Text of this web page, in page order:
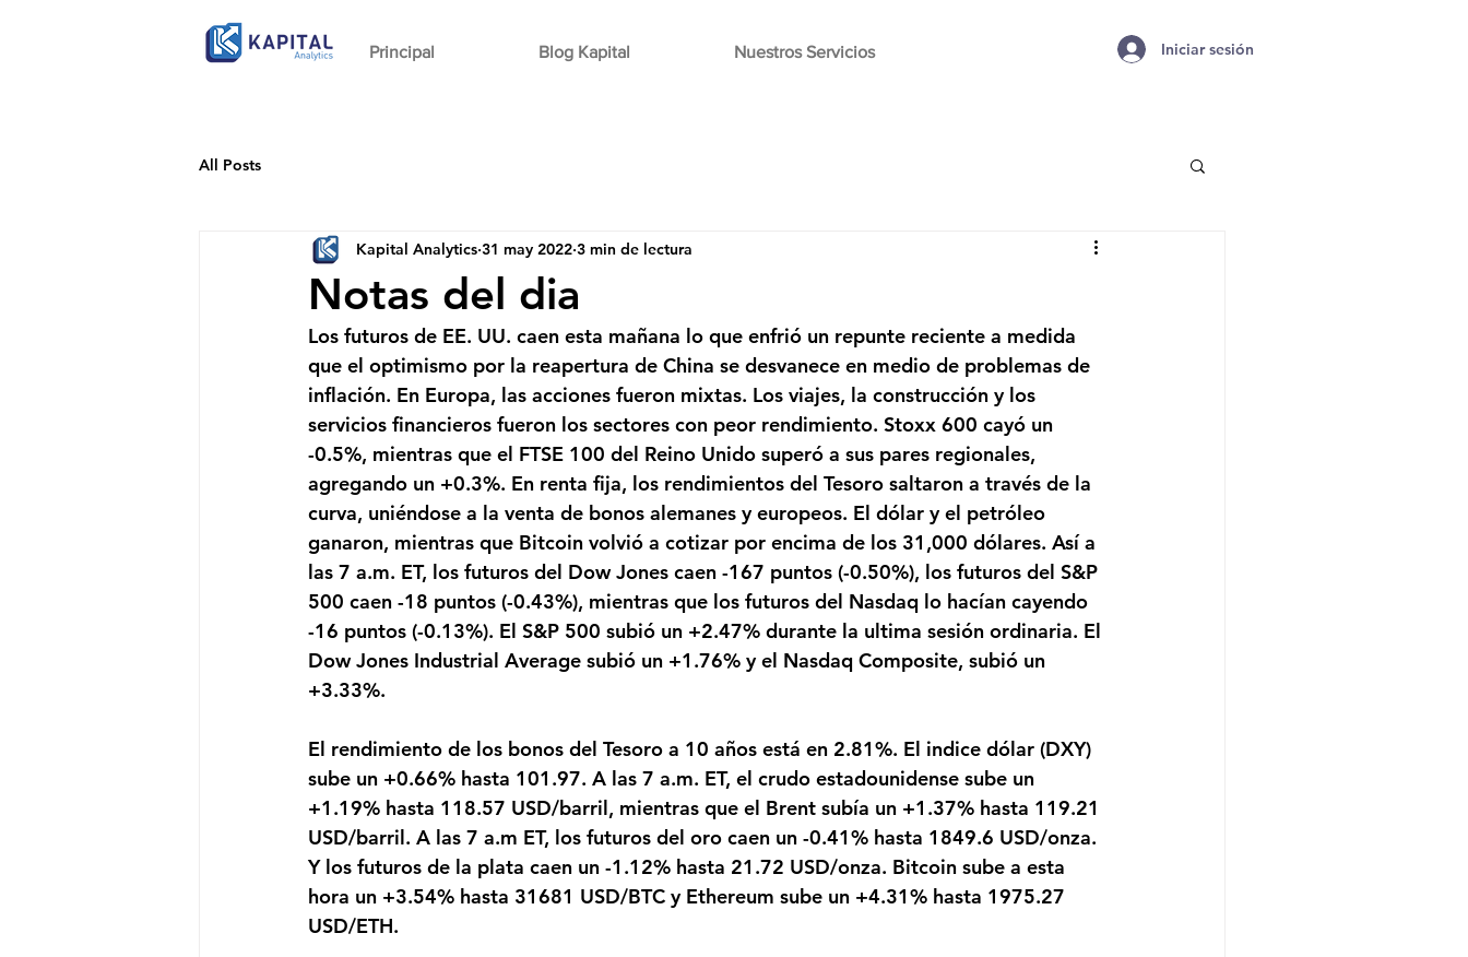
Principal Blog Kapital Nuestros Servicios Iniciar sesión
All Posts
Notas del dia
Kapital Analytics 31 may 2022 3 min de lectura
Los futuros de EE. UU. caen esta mañana lo que enfrió un repunte reciente a medida
que el optimismo por la reapertura de China se desvanece en medio de problemas de
inflación. En Europa, las acciones fueron mixtas. Los viajes, la construcción y los
servicios financieros fueron los sectores con peor rendimiento. Stoxx 600 cayó un
-0.5%, mientras que el FTSE 100 del Reino Unido superó a sus pares regionales,
agregando un +0.3%. En renta fija, los rendimientos del Tesoro saltaron a través de la
curva, uniéndose a la venta de bonos alemanes y europeos. El dólar y el petróleo
ganaron, mientras que Bitcoin volvió a cotizar por encima de los 31,000 dólares. Así a
las 7 a.m. ET, los futuros del Dow Jones caen -167 puntos (-0.50%), los futuros del S&P
500 caen -18 puntos (-0.43%), mientras que los futuros del Nasdaq lo hacían cayendo
-16 puntos (-0.13%). El S&P 500 subió un +2.47% durante la ultima sesión ordinaria. El
Dow Jones Industrial Average subió un +1.76% y el Nasdaq Composite, subió un
+3.33%.
El rendimiento de los bonos del Tesoro a 10 años está en 2.81%. El indice dólar (DXY)
sube un +0.66% hasta 101.97. A las 7 a.m. ET, el crudo estadounidense sube un
+1.19% hasta 118.57 USD/barril, mientras que el Brent subía un +1.37% hasta 119.21
USD/barril. A las 7 a.m ET, los futuros del oro caen un -0.41% hasta 1849.6 USD/onza.
Y los futuros de la plata caen un -1.12% hasta 21.72 USD/onza. Bitcoin sube a esta
hora un +3.54% hasta 31681 USD/BTC y Ethereum sube un +4.31% hasta 1975.27
USD/ETH.